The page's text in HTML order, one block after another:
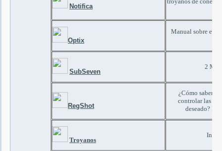
Notifica
Optix
Manual sobre el
SubSeven
2
RegShot
¿Cómo saber si
controlar las
deseado?
Troyanos